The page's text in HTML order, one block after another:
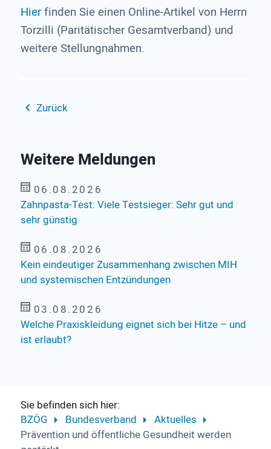
Hierfinden Sie einen Online-Artikel von Herrn
Torzilli (Paritätischer Gesamtverband) und
weitere Stellungnahmen.
Zurück
Weitere Meldungen
06.08.2026
Zahnpasta-Test: Viele Testsieger: Sehr gut und
sehr günstig
06.08.2026
Kein eindeutiger Zusammenhang zwischen MIH
und systemischen Entzündungen
03.08.2026
Welche Praxiskleidung eignet sich bei Hitze – und
ist erlaubt?
Sie befinden sich hier:
BZÖG
Bundesverband
Aktuelles
Prävention und öffentliche Gesundheit werden